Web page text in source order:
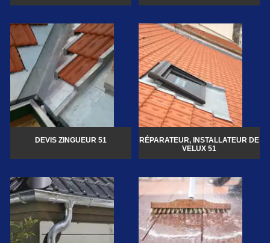
DEVIS ZINGUEUR 51
RÉPARATEUR, INSTALLATEUR DE
VELUX 51